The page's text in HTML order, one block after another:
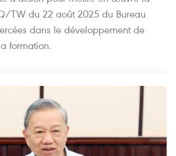
TW du 22 août 2025 du Bureau
dans le développement de
formation.